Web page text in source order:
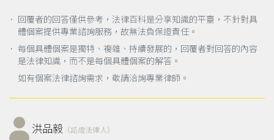
． 回覆者的回答僅供參考，法律百科是分享知識的平臺，不針對具
體個案提供專業諮詢服務，故無法負保證責任。
． 每個具體個案是獨特、複雜、持續發展的，回覆者對回答的內容
是法律知識，而不是每個具體個案的解答。
如有個案法律諮詢需求，敬請洽詢專業律師。
洪品毅 （認證法律人）